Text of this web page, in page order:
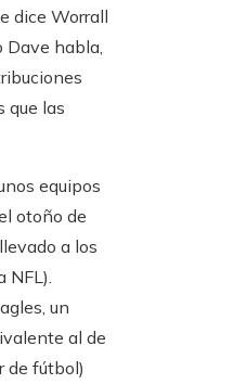
dice Worrall
Dave habla,
que las
equipos
otoño de
a los
NFL).
un
al de
de fútbol)